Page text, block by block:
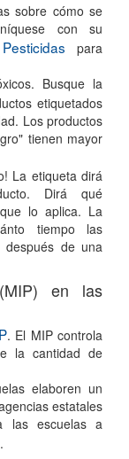
sobre cómo se
con su
para
Busque la
etiquetados
Los productos
tienen mayor
La etiqueta dirá
Dirá qué
lo aplica. La
tiempo las
después de una
en las
. El MIP controla
la cantidad de
elaboren un
estatales
las escuelas a
.